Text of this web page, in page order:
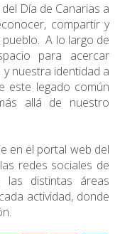
Día de Canarias a
compartir y
A lo largo de
para acercar
nuestra identidad a
este legado común
allá de nuestro
en el portal web del
redes sociales de
distintas áreas
actividad, donde